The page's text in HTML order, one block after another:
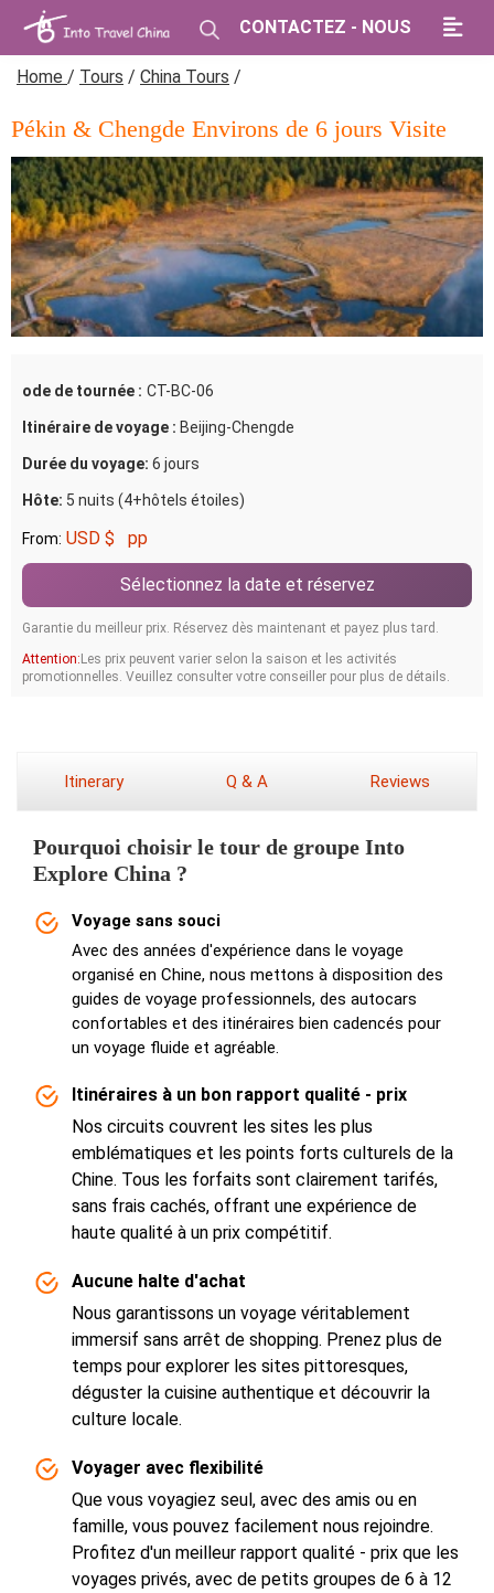
CONTACTEZ - NOUS
Home / Tours / China Tours /
Pékin & Chengde Environs de 6 jours Visite
ode de tournée : CT-BC-06
Itinéraire de voyage : Beijing-Chengde
Durée du voyage: 6 jours
Hôte: 5 nuits (4+hôtels étoiles)
From: USD $ pp
Sélectionnez la date et réservez
Garantie du meilleur prix. Réservez dès maintenant et payez plus tard.
Attention:Les prix peuvent varier selon la saison et les activités
promotionnelles. Veuillez consulter votre conseiller pour plus de détails.
Itinerary Q & A Reviews
Pourquoi choisir le tour de groupe Into
Explore China ?
Voyage sans souci
Avec des années d'expérience dans le voyage
organisé en Chine, nous mettons à disposition des
guides de voyage professionnels, des autocars
confortables et des itinéraires bien cadencés pour
un voyage fluide et agréable.
Itinéraires à un bon rapport qualité - prix
Nos circuits couvrent les sites les plus
emblématiques et les points forts culturels de la
Chine. Tous les forfaits sont clairement tarifés,
sans frais cachés, offrant une expérience de
haute qualité à un prix compétitif.
Aucune halte d'achat
Nous garantissons un voyage véritablement
immersif sans arrêt de shopping. Prenez plus de
temps pour explorer les sites pittoresques,
déguster la cuisine authentique et découvrir la
culture locale.
Voyager avec flexibilité
Que vous voyagiez seul, avec des amis ou en
famille, vous pouvez facilement nous rejoindre.
Profitez d'un meilleur rapport qualité - prix que les
voyages privés, avec de petits groupes de 6 à 12